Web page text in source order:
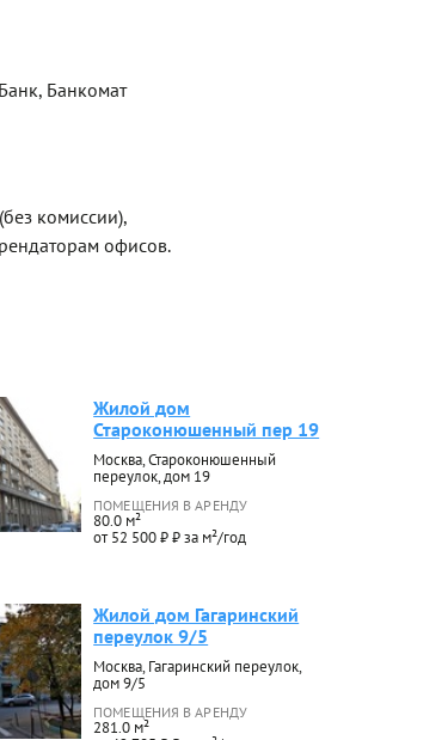
Банкомат
комиссии),
офисов.
Жилой дом
Староконюшенный пер 19
Москва, Староконюшенный
переулок, дом 19
ПОМЕЩЕНИЯ В АРЕНДУ
80.0 м²
от 52 500 ₽ ₽ за м²/год
Жилой дом Гагаринский
переулок 9/5
Москва, Гагаринский переулок,
дом 9/5
ПОМЕЩЕНИЯ В АРЕНДУ
281.0 м²